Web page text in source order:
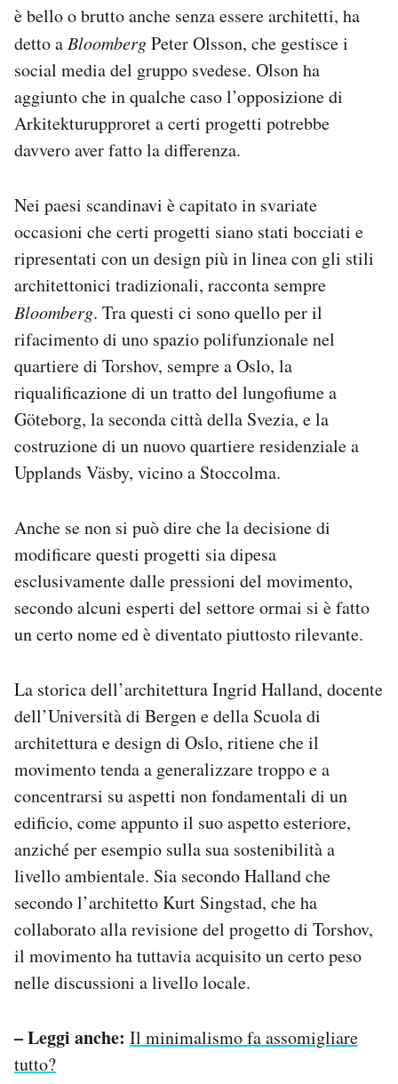
è bello o brutto anche senza essere architetti, ha
detto aBloombergPeter Olsson, che gestisce i
social media del gruppo svedese. Olson ha
aggiunto che in qualche caso l’opposizione di
Arkitekturupproret a certi progetti potrebbe
davvero aver fatto la differenza.
Nei paesi scandinavi è capitato in svariate
occasioni che certi progetti siano stati bocciati e
ripresentati con un design più in linea con gli stili
architettonici tradizionali, racconta sempre
Bloomberg. Tra questi ci sono quello per il
rifacimento di uno spazio polifunzionale nel
quartiere di Torshov, sempre a Oslo, la
riqualificazione di un tratto del lungofiume a
Göteborg, la seconda città della Svezia, e la
costruzione di un nuovo quartiere residenziale a
Upplands Väsby, vicino a Stoccolma.
Anche se non si può dire che la decisione di
modificare questi progetti sia dipesa
esclusivamente dalle pressioni del movimento,
secondo alcuni esperti del settore ormai si è fatto
un certo nome ed è diventato piuttosto rilevante.
La storica dell’architettura Ingrid Halland, docente
dell’Università di Bergen e della Scuola di
architettura e design di Oslo, ritiene che il
movimento tenda a generalizzare troppo e a
concentrarsi su aspetti non fondamentali di un
edificio, come appunto il suo aspetto esteriore,
anziché per esempio sulla sua sostenibilità a
livello ambientale. Sia secondo Halland che
secondo l’architetto Kurt Singstad, che ha
collaborato alla revisione del progetto di Torshov,
il movimento ha tuttavia acquisito un certo peso
nelle discussioni a livello locale.
– Leggi anche: Il minimalismo fa assomigliare
tutto?